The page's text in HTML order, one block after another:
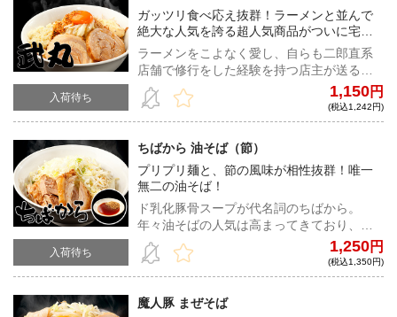
のある一杯である。また様々な味変アイテ
ムを準備することで全く違った味に変わ
り、最後の一口まで味の変化を楽しめるこ
と間違いない！
入荷待ち
ガッツリ食べ応え抜群！ラーメンと並んで
絶大な人気を誇る超人気商品がついに宅麺
に登場！
ラーメンをこよなく愛し、自らも二郎直系
店舗で修行をした経験を持つ店主が送る渾
身の一杯！強力粉で作られる自家製平打ち
麺は小麦本来の旨味を堪能できる上質な味
わい。甘辛い濃厚なまぜだれとも相性抜群
になっており、追加で野菜・卵黄・マヨネ
ーズなどを用意して自分専用のまぜそばに
カスタマイズして堪能していただきたい！
1,150円
(税込1,242円)
入荷待ち
ちばから 油そば（節）
プリプリ麺と、節の風味が相性抜群！唯一
無二の油そば！
ド乳化豚骨スープが代名詞のちばから。
年々油そばの人気は高まってきており、中
でも油そば節は常連の間では大人気商品と
して君臨する。他では味わえない一杯だ。
1,250円
(税込1,350円)
魔人豚 まぜそば